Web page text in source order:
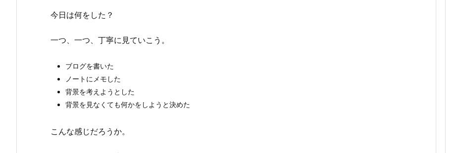
今日は何をした？
一つ、一つ、丁寧に見ていこう。
ブログを書いた
ノートにメモした
背景を考えようとした
背景を見なくても何かをしようと決めた
こんな感じだろうか。